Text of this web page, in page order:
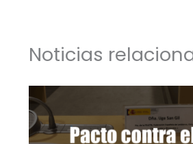
o
k
p k
Noticias